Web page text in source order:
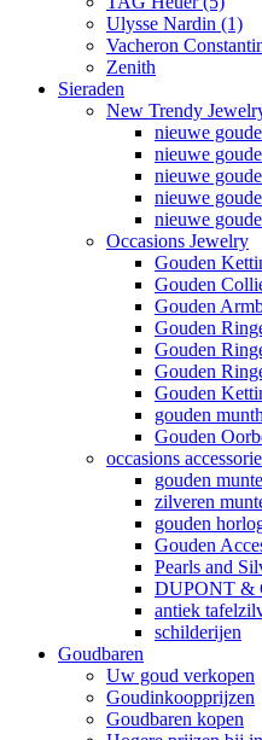
Ulysse Nardin (1)
Vacheron
Zenith
Sieraden
New Trendy
nieuwe
nieuwe
nieuwe
nieuwe
nieuwe
Occasions Jewelry
Gouden
Gouden
Gouden
Gouden
Gouden
Gouden
Gouden
gouden
Gouden
occasions
gouden
zilveren
gouden
Gouden
Pearls and
DUPONT &
antiek
schilderijen
Goudbaren
Uw goud verkopen
Goudinkoopprijzen
Goudbaren kopen